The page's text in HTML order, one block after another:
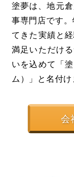
塗夢は、地元
事専門店です
てきた実績と
満足いただけ
いを込めて「
ム）」と名付け
会